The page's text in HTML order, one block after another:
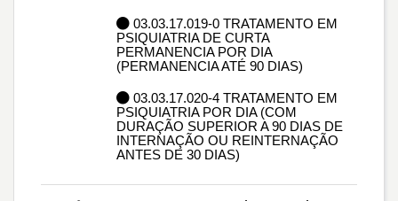
03.03.17.019-0 TRATAMENTO EM
PSIQUIATRIA DE CURTA
PERMANENCIA POR DIA
(PERMANENCIA ATÉ 90 DIAS)
03.03.17.020-4 TRATAMENTO EM
PSIQUIATRIA POR DIA (COM
DURAÇÃO SUPERIOR A 90 DIAS DE
INTERNAÇÃO OU REINTERNAÇÃO
ANTES DE 30 DIAS)